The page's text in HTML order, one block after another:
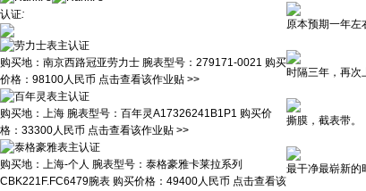
认证:
购买地： 南京西路冠亚劳力士 腕表型号： 279171-0021 购买
价格： 98100人民币 点击查看该作业贴 >>
购买地： 上海 腕表型号： 百年灵A17326241B1P1 购买价
格： 33300人民币 点击查看该作业贴 >>
购买地： 上海-个人 腕表型号： 泰格豪雅卡莱拉系列
CBK221F.FC6479腕表 购买价格： 49400人民币 点击查看该
原本预期一年左
时隔三年，再次
撕膜，截表带。
最干净最崭新的